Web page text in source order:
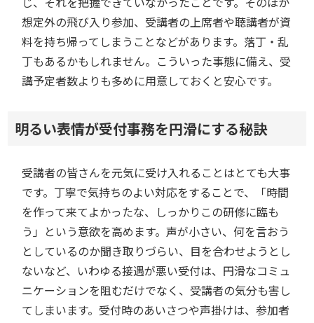
想定外の飛び入り参加、受講者の上席者や聴講者が資
料を持ち帰ってしまうことなどがあります。落丁・乱
丁もあるかもしれません。こういった事態に備え、受
講予定者数よりも多めに用意しておくと安心です。
明るい表情が受付事務を円滑にする秘訣
受講者の皆さんを元気に受け入れることはとても大事
です。丁寧で気持ちのよい対応をすることで、「時間
を作って来てよかったな、しっかりこの研修に臨も
う」という意欲を高めます。声が小さい、何を言おう
としているのか聞き取りづらい、目を合わせようとし
ないなど、いわゆる接遇が悪い受付は、円滑なコミュ
ニケーションを阻むだけでなく、受講者の気分も害し
てしまいます。受付時のあいさつや声掛けは、参加者